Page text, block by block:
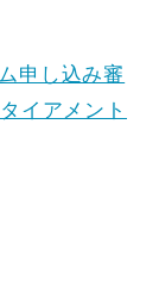
申し込み審
イアメント